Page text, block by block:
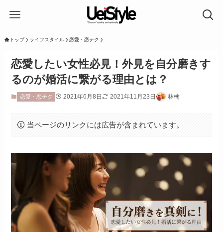
トップ ライフスタイル 恋愛・恋テク
恋愛したい女性必見！外見を自分磨きす
るのが婚活に繋がる理由とは？
恋愛・恋テク 2021年6月8日 2021年11月23日 林檎
当ページのリンクには広告が含まれています。